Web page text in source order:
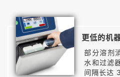
更低的机
部分溶剂
水和过滤
间隔长达